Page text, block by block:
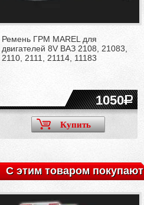
Ремень ГРМ MAREL для
двигателей 8V ВАЗ 2108, 21083,
2110, 2111, 21114, 11183
1050
Купить
С этим товаром покупают